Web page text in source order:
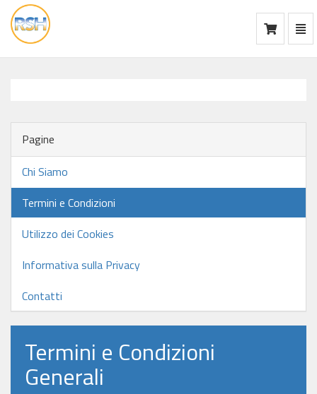
vai
alla
Pagine
Chi Siamo
Termini e Condizioni
Utilizzo dei Cookies
Informativa sulla Privacy
Contatti
Termini e Condizioni
Generali